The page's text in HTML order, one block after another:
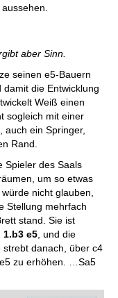
aber Sinn.
seinen e5-Bauern
die Entwicklung
Weiß einen
sogleich mit einer
auch ein Springer,
Rand.
Spieler des Saals
um so etwas
nicht glauben,
Stellung mehrfach
stand. Sie ist
1.b3 e5 , und die
strebt danach, über c4
zu erhöhen. …Sa5